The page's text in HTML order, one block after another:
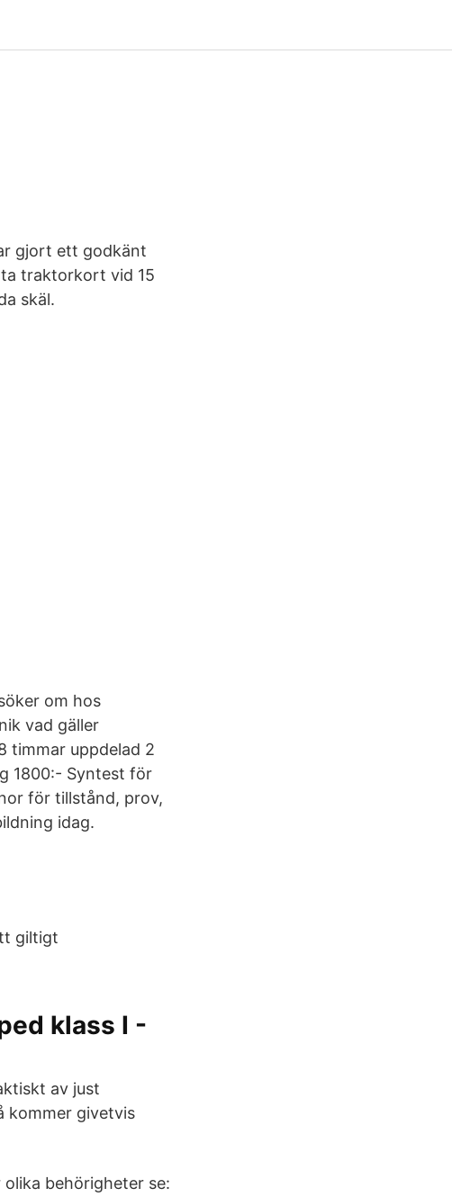
gjort ett godkänt
traktorkort vid 15
skäl.
om hos
vad gäller
timmar uppdelad 2
1800:- Syntest för
för tillstånd, prov,
idag.
giltigt
klass I -
av just
kommer givetvis
behörigheter se: